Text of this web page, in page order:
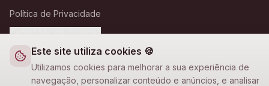
Este site utiliza cookies 🍪
Utilizamos cookies para melhorar a sua experiência de
navegação, personalizar conteúdo e anúncios, e analisar
Política de Privacidade
Definições de Cookies
A Loja Nova